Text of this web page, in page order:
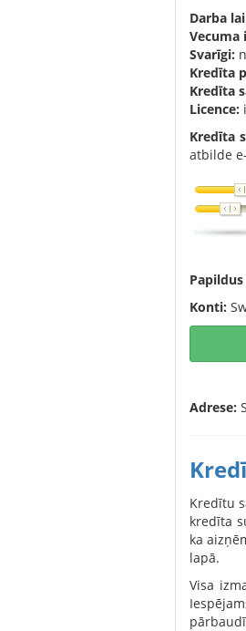
Darba
Vecuma
Svarīgi:
Kredīta
Kredīta
Licence:
Kredīta
atbilde
Konti:
Adrese:
Kredītu
kredīta
ka
lapā.
Visa